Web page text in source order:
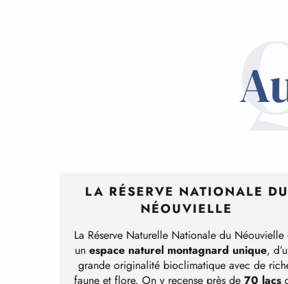
LA RÉSERVE NATIONALE DU
NÉOUVIELLE
La Réserve Naturelle Nationale du Néouvielle
un espace naturel montagnard unique,
grande originalité bioclimatique avec de
faune et flore. On y recense près de 70 lacs